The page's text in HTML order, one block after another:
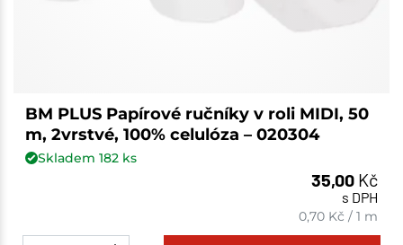
BM PLUS Papírové ručníky v roli MIDI, 50
m, 2vrstvé, 100% celulóza – 020304
Skladem 182ks
35,00 Kč
s DPH
0,70 Kč /1 m